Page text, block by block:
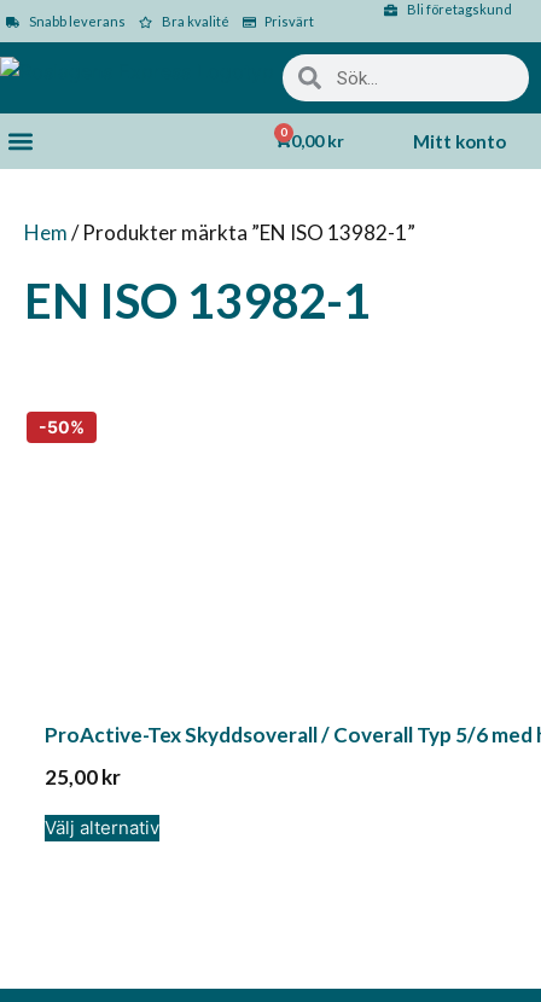
Snabb leverans Bra kvalité Prisvärt
Bli företagskund
0,00kr
0 Mitt konto
Hem/ Produkter märkta ”EN ISO 13982-1”
EN ISO 13982-1
ProActive-Tex Skyddsoverall / Coverall Typ 5/6 med
25,00kr
Välj alternativ